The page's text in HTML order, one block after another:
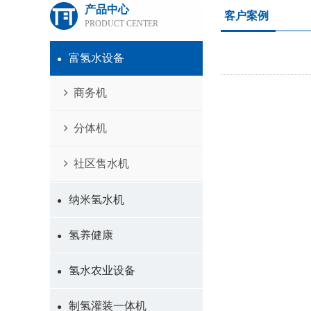
产品中心
PRODUCT CENTER
● 富氢水设备
商务机
分体机
社区售水机
● 纳米氢水机
● 氢养健康
● 氢水农业设备
● 制氢灌装一体机
客户案例